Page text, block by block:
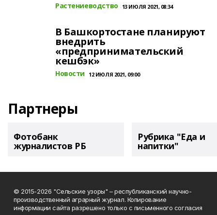
Растениеводство 13 ИЮЛЯ 2021, 08:34
В Башкортостане планируют
внедрить
«предпринимательский
кешбэк»
Новости 12 ИЮЛЯ 2021, 09:00
Партнеры
Фотобанк
журналистов РБ
Рубрика "Еда и
напитки"
© 2015-2026 "Сельские узоры" – республиканский научно-
производственный аграрный журнал. Копирование
информации сайта разрешено только с письменного согласия